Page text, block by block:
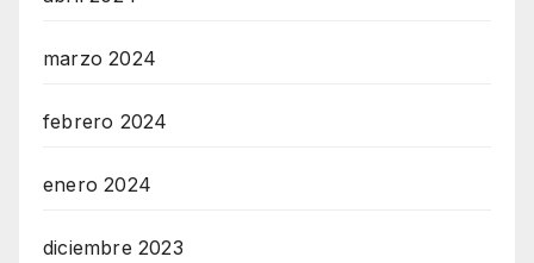
marzo 2024
febrero 2024
enero 2024
diciembre 2023